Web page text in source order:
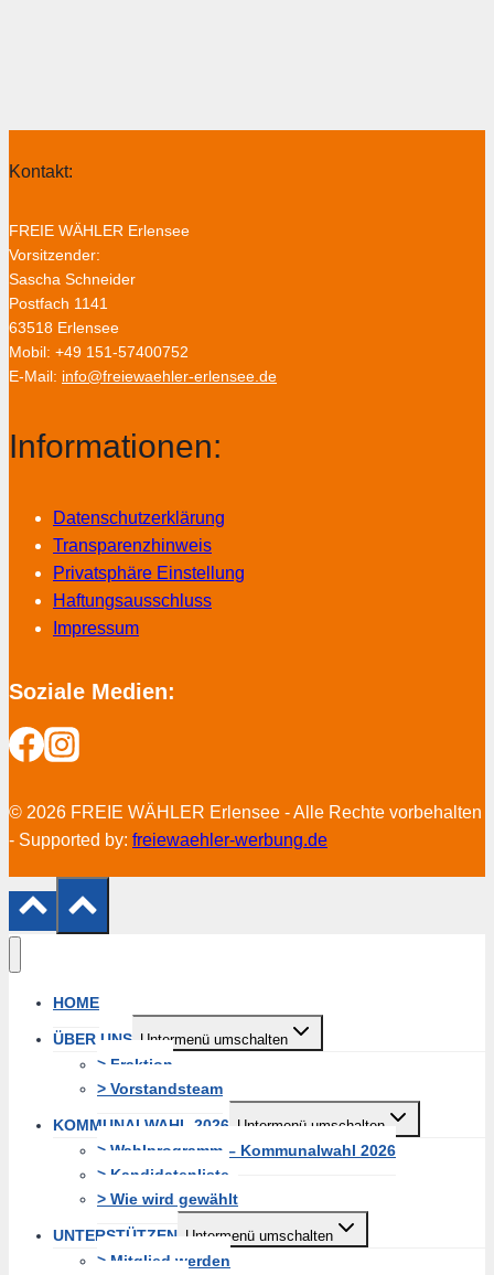
Kontakt:
FREIE WÄHLER Erlensee
Vorsitzender:
Sascha Schneider
Postfach 1141
63518 Erlensee
Mobil: +49 151-57400752
E-Mail: info@freiewaehler-erlensee.de
Informationen:
Datenschutzerklärung
Transparenzhinweis
Privatsphäre Einstellung
Haftungsausschluss
Impressum
Soziale Medien:
© 2026 FREIE WÄHLER Erlensee - Alle Rechte vorbehalten
- Supported by: freiewaehler-werbung.de
HOME
ÜBER UNS Untermenü umschalten
> Fraktion
> Vorstandsteam
KOMMUNALWAHL 2026 Untermenü umschalten
> Wahlprogramm – Kommunalwahl 2026
> Kandidatenliste
> Wie wird gewählt
UNTERSTÜTZEN Untermenü umschalten
> Mitglied werden